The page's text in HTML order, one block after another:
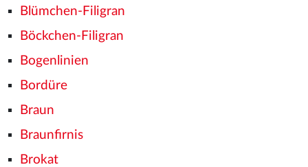
Blümchen-Filigran
Böckchen-Filigran
Bogenlinien
Bordüre
Braun
Braunfirnis
Brokat